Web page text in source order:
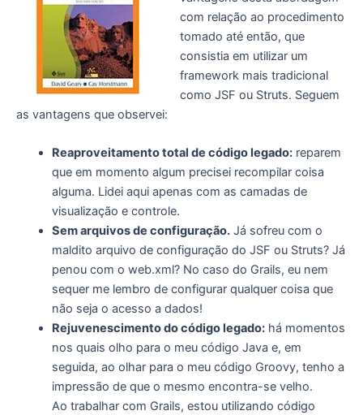
com relação ao procedimento
tomado até então, que
consistia em utilizar um
framework mais tradicional
como JSF ou Struts. Seguem
as vantagens que observei:
Reaproveitamento total de código legado:reparem
que em momento algum precisei recompilar coisa
alguma. Lidei aqui apenas com as camadas de
visualização e controle.
Sem arquivos de configuração.Já sofreu com o
maldito arquivo de configuração do JSF ou Struts? Já
penou com o web.xml? No caso do Grails, eu nem
sequer me lembro de configurar qualquer coisa que
não seja o acesso a dados!
Rejuvenescimento do código legado:há momentos
nos quais olho para o meu código Java e, em
seguida, ao olhar para o meu código Groovy, tenho a
impressão de que o mesmo encontra-se velho.
Ao trabalhar com Grails, estou utilizando código